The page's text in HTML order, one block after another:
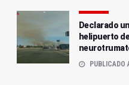
Declarado
helipuerto
PUBLICADO